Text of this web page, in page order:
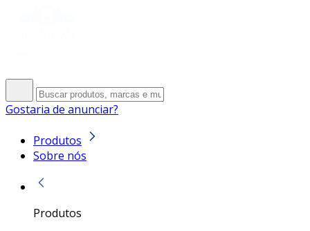
Gostaria de anunciar?
Produtos
Sobre nós
Produtos